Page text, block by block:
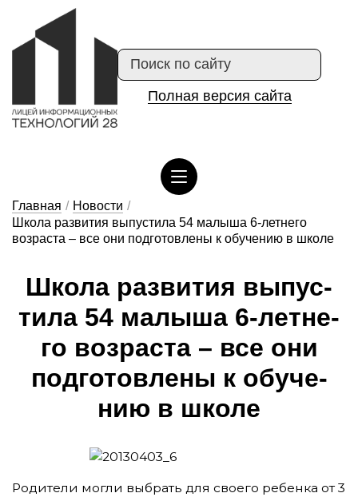
Полная версия сайта
Главная / Новости /
Школа развития выпустила 54 малыша 6-летнего
возраста – все они подготовлены к обучению в школе
Шко­ла раз­ви­тия вы­пус­
ти­ла 54 ма­лы­ша 6-лет­не­
го воз­раста – все о­ни
под­го­тов­ле­ны к о­бу­че­
нию в шко­ле
Родители могли выбрать для своего ребенка от 3